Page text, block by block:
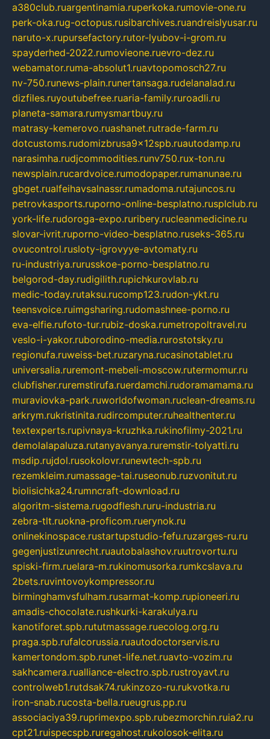
a380club.ruargentinamia.ruperkoka.rumovie-one.ru
perk-oka.rug-octopus.rusibarchives.ruandreislyusar.ru
naruto-x.rupursefactory.rutor-lyubov-i-grom.ru
spayderhed-2022.rumovieone.ruevro-dez.ru
webamator.ruma-absolut1.ruavtopomosch27.ru
nv-750.runews-plain.runertansaga.rudelanalad.ru
dizfiles.ruyoutubefree.ruaria-family.ruroadli.ru
planeta-samara.rumysmartbuy.ru
matrasy-kemerovo.ruashanet.rutrade-farm.ru
dotcustoms.rudomizbrusa9x12spb.ruautodamp.ru
narasimha.rudjcommodities.runv750.rux-ton.ru
newsplain.rucardvoice.rumodopaper.rumanunae.ru
gbget.rualfeihavsalnassr.rumadoma.rutajuncos.ru
petrovkasports.ruporno-online-besplatno.rusplclub.ru
york-life.rudoroga-expo.ruribery.rucleanmedicine.ru
slovar-ivrit.ruporno-video-besplatno.ruseks-365.ru
ovucontrol.rusloty-igrovyye-avtomaty.ru
ru-industriya.rurusskoe-porno-besplatno.ru
belgorod-day.rudigilith.rupichkurovlab.ru
medic-today.rutaksu.rucomp123.rudon-ykt.ru
teensvoice.ruimgsharing.rudomashnee-porno.ru
eva-elfie.rufoto-tur.rubiz-doska.rumetropoltravel.ru
veslo-i-yakor.ruborodino-media.rurostotsky.ru
regionufa.ruweiss-bet.ruzaryna.rucasinotablet.ru
universalia.ruremont-mebeli-moscow.rutermomur.ru
clubfisher.ruremstirufa.ruerdamchi.rudoramamama.ru
muraviovka-park.ruworldofwoman.ruclean-dreams.ru
arkrym.rukristinita.rudircomputer.ruhealthenter.ru
textexperts.rupivnaya-kruzhka.rukinofilmy-2021.ru
demolalapaluza.rutanyavanya.ruremstir-tolyatti.ru
msdip.rujdol.rusokolovr.runewtech-spb.ru
rezemkleim.rumassage-tai.ruseonub.ruzvonitut.ru
biolisichka24.rumncraft-download.ru
algoritm-sistema.rugodflesh.ruru-industria.ru
zebra-tlt.ruokna-proficom.ruerynok.ru
onlinekinospace.rustartupstudio-fefu.ruzarges-ru.ru
gegenjustizunrecht.ruautobalashov.ruutrovortu.ru
spiski-firm.ruelara-m.rukinomusorka.rumkcslava.ru
2bets.ruvintovoykompressor.ru
birminghamvsfulham.rusarmat-komp.rupioneeri.ru
amadis-chocolate.rushkurki-karakulya.ru
kanotiforet.spb.rututmassage.ruecolog.org.ru
praga.spb.rufalcorussia.ruautodoctorservis.ru
kamertondom.spb.runet-life.net.ruavto-vozim.ru
sakhcamera.rualliance-electro.spb.rustroyavt.ru
controlweb1.rutdsak74.rukinzozo-ru.rukvotka.ru
iron-snab.rucosta-bella.rueugrus.pp.ru
associaciya39.ruprimexpo.spb.rubezmorchin.ruia2.ru
cpt21.ruispecspb.ruregahost.rukolosok-elita.ru